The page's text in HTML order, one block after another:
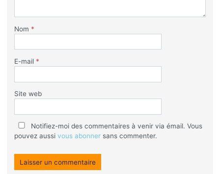
Nom *
E-mail *
Site web
Notifiez-moi des commentaires à venir via émail. Vous
pouvez aussi vous abonnersans commenter.